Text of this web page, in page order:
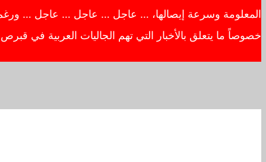
المعلومة وسرعة إيصالها، … عاجل … عاجل … عاجل … ورغم
خصوصاً ما يتعلق بالأخبار التي تهم الجاليات العربية في